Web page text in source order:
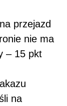
przejazd
nie ma
– 15 pkt
na